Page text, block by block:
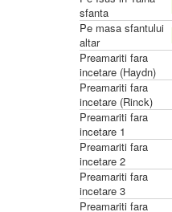
sfanta
Pe masa sfantului
altar
Preamariti fara
incetare (Haydn)
Preamariti fara
incetare (Rinck)
Preamariti fara
incetare 1
Preamariti fara
incetare 2
Preamariti fara
incetare 3
Preamariti fara